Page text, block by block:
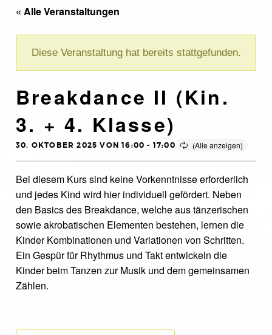
« Alle Veranstaltungen
Diese Veranstaltung hat bereits stattgefunden.
Breakdance II (Kin.
3. + 4. Klasse)
30. OKTOBER 2025 VON 16:00 - 17:00
Bei diesem Kurs sind keine Vorkenntnisse erforderlich
und jedes Kind wird hier individuell gefördert. Neben
den Basics des Breakdance, welche aus tänzerischen
sowie akrobatischen Elementen bestehen, lernen die
Kinder Kombinationen und Variationen von Schritten.
Ein Gespür für Rhythmus und Takt entwickeln die
Kinder beim Tanzen zur Musik und dem gemeinsamen
Zählen.